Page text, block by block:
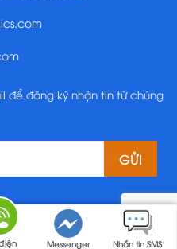
Messenger Nhắn tin SMS
để đăng ký nhận tin từ chúng